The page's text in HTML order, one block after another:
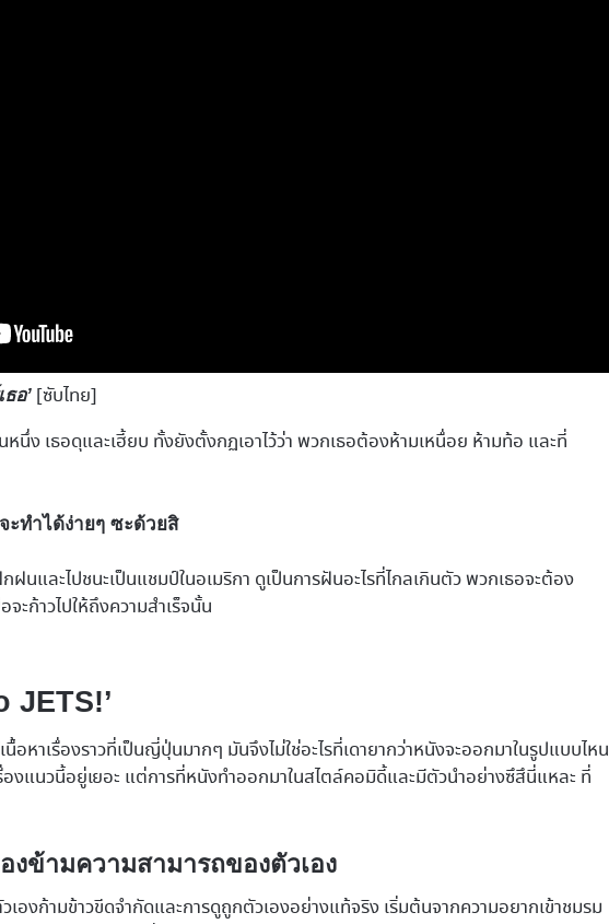
ธอ’ [ซับไทย]
ง เธอดุและเฮี้ยบ ทั้งยังตั้งกฏเอาไว้ว่า พวกเธอต้องห้ามเหนื่อย ห้ามท้อ และที่
ะทำได้ง่ายๆ ซะด้วยสิ
นและไปชนะเป็นแชมป์ในอเมริกา ดูเป็นการฝันอะไรที่ไกลเกินตัว พวกเธอจะต้อง
ะก้าวไปให้ถึงความสำเร็จนั้น
JETS!’
อหาเรื่องราวที่เป็นญี่ปุ่นมากๆ มันจึงไม่ใช่อะไรที่เดายากว่าหนังจะออกมาในรูปแบบไหน
แนวนี้อยู่เยอะ แต่การที่หนังทำออกมาในสไตล์คอมิดี้และมีตัวนำอย่างซึสึนี่แหละ ที่
งข้ามความสามารถของตัวเอง
งก้ามข้าวขีดจำกัดและการดูถูกตัวเองอย่างแท้จริง เริ่มต้นจากความอยากเข้าชมรม